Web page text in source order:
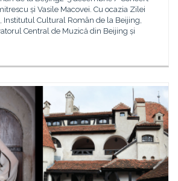
și Vasile Macovei. Cu ocazia Zilei
Institutul Cultural Român de la Beijing,
Central de Muzică din Beijing și